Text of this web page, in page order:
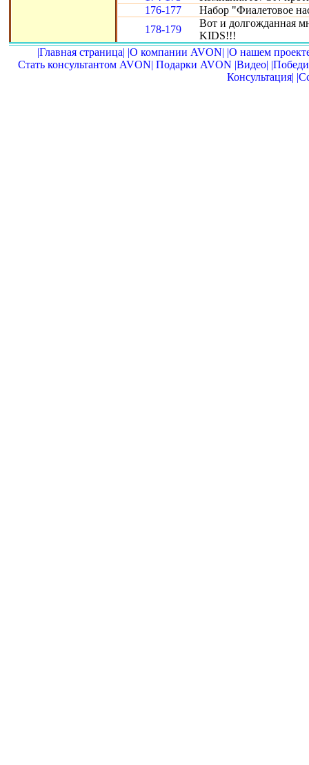
176-177
Набор "Фиалетовое
178-179
Вот и долгожданная
KIDS!!!
|Главная страница| |О компании AVON| |О нашем
Стать консультантом AVON| Подарки AVON |Видео|
Консультация|